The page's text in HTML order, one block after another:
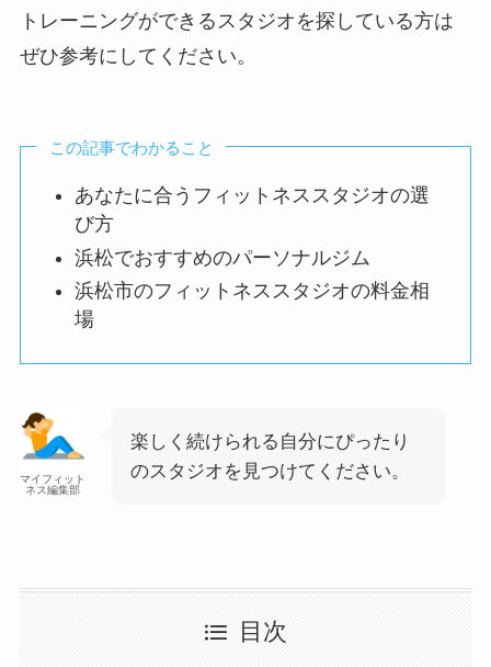
トレーニングができるスタジオを探している方は
ぜひ参考にしてください。
この記事でわかること
あなたに合うフィットネススタジオの選
び方
浜松でおすすめのパーソナルジム
浜松市のフィットネススタジオの料金相
場
マイフィット
ネス編集部
楽しく続けられる自分にぴったり
のスタジオを見つけてください。
目次